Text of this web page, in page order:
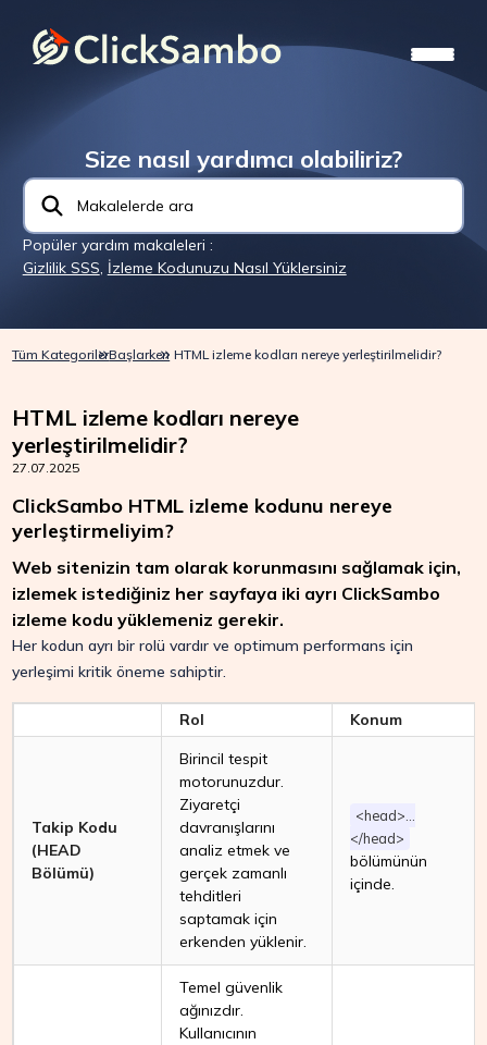
Size nasıl yardımcı olabiliriz?
Popüler yardım makaleleri :
Gizlilik SSS, İzleme Kodunuzu Nasıl Yüklersiniz
Tüm KategorilerBaşlarken HTML izleme kodları nereye yerleştirilmelidir?
HTML izleme kodları nereye
yerleştirilmelidir?
27.07.2025
ClickSambo HTML izleme kodunu nereye
yerleştirmeliyim?
Web sitenizin tam olarak korunmasını sağlamak için,
izlemek istediğiniz her sayfaya iki ayrı ClickSambo
izleme kodu yüklemeniz gerekir.
Her kodun ayrı bir rolü vardır ve optimum performans için
yerleşimi kritik öneme sahiptir.
Rol Konum
Takip Kodu
(HEAD
Bölümü)
Birincil tespit
motorunuzdur.
Ziyaretçi
davranışlarını
analiz etmek ve
gerçek zamanlı
tehditleri
saptamak için
erkenden yüklenir.
<head>...
</head>
bölümünün
içinde.
Temel güvenlik
ağınızdır.
Kullanıcının